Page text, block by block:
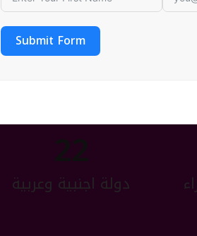
Submit Form
الجديدة
دولة اجنبية وعربية